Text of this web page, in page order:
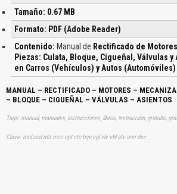
Tamaño: 0.67 MB
Formato: PDF (Adobe Reader)
Contenido: Manual de Rectificado de
Piezas: Culata, Bloque, Cigueñal, Válvulas
en Carros (Vehículos) y Autos (Automóviles)
MANUAL – RECTIFICADO – MOTORES –
– BLOQUE – CIGUEÑAL – VÁLVULAS – ASIENTOS
Clave: mnl ccd mtr mcz cpt ctc bqe cgl vlv vhl atv amr dsc